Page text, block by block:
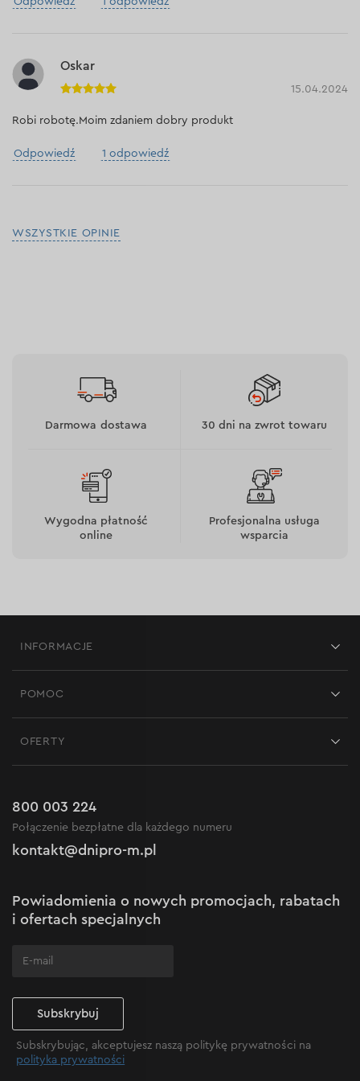
Oskar
15.04.2024
Robi robotę.Moim zdaniem dobry produkt
Odpowiedź 1 odpowiedź
WSZYSTKIE OPINIE
Darmowa dostawa 30 dni na zwrot towaru
Wygodna płatność
online
Profesjonalna usługa
wsparcia
INFORMACJE
Regulamin sklepu internetowego
Polityka prywatności
POMOC
Gwarancja i serwis
Reklamacje i skargi
Ustawienia plików cookie
OFERTY
Nowości
800 003 224
Połączenie bezpłatne dla każdego numeru
kontakt@dnipro-m.pl
Powiadomienia o nowych promocjach, rabatach
i ofertach specjalnych
Subskrybuj
Subskrybując, akceptujesz naszą politykę prywatności na
polityka prywatności